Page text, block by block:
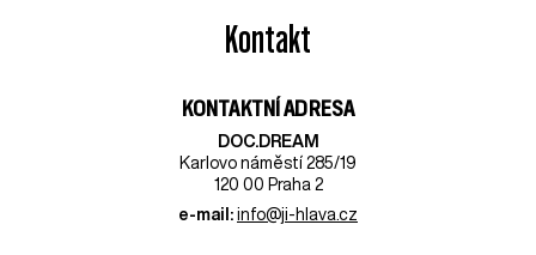
Kontakt
KONTAKTNÍ ADRESA
DOC.DREAM​
Karlovo náměstí 285/19
120 00 Praha 2
e-mail: info@ji-hlava.cz